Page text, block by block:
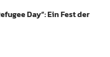
Day“: Ein Fest der